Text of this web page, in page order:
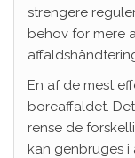
strengere
behov for mere
En af de mest
boreaffaldet.
rense de
kan genbruges i